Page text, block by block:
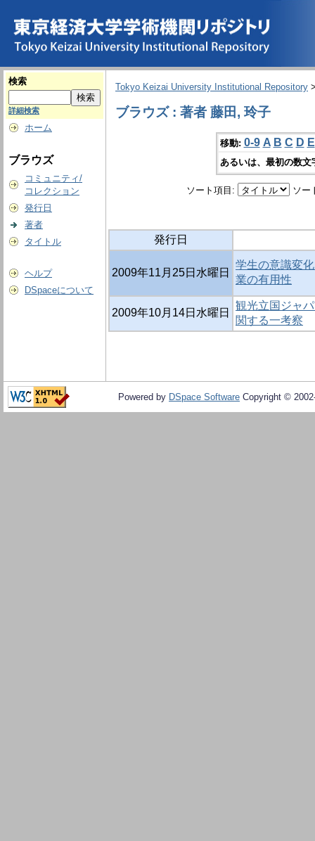
検索
詳細検索
ホーム
ブラウズ
コミュニティ/
コレクション
発行日
著者
タイトル
ヘルプ
DSpaceについて
Tokyo Keizai University Institutional Repository
ブラウズ : 著者 藤田, 玲子
移動: 0-9 A B C D E
あるいは、最初の数
ソート項目: ソー
発行日
2009年11月25日水曜日
学生の意識変
業の有用性
2009年10月14日水曜日
観光立国ジャ
関する一考察
Powered by DSpace Software Copyright ©